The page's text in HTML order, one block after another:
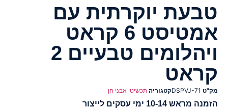
טבעת יוקרתית עם
אמטיסט 6 קראט
ויהלומים טבעיים 2
קראט
מק"ט DSPVJ-71קטגוריה תכשיטי אבני חן
הזמנה מראש 10-14 ימי עסקים לייצור